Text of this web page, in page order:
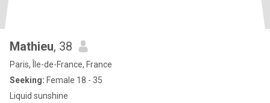
Mathieu, 38
Paris, Île-de-France, France
Seeking: Female 18 - 35
Liquid sunshine